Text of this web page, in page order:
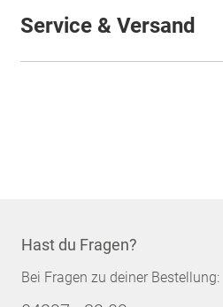
Service & Versand
Hast du Fragen?
Bei Fragen zu deiner Bestellung: